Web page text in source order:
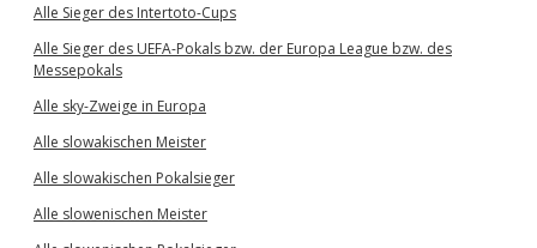
Alle Sieger des Intertoto-Cups
Alle Sieger des UEFA-Pokals bzw. der Europa League bzw. des
Messepokals
Alle sky-Zweige in Europa
Alle slowakischen Meister
Alle slowakischen Pokalsieger
Alle slowenischen Meister